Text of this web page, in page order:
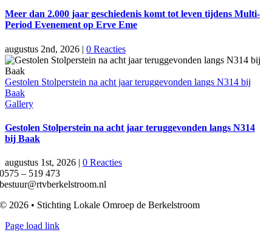
Meer dan 2.000 jaar geschiedenis komt tot leven tijdens Multi-
Period Evenement op Erve Eme
augustus 2nd, 2026 | 0 Reacties
Gestolen Stolperstein na acht jaar teruggevonden langs N314 bij
Baak
Gallery
Gestolen Stolperstein na acht jaar teruggevonden langs N314
bij Baak
augustus 1st, 2026 | 0 Reacties
0575 – 519 473
bestuur@rtvberkelstroom.nl
© 2026 • Stichting Lokale Omroep de Berkelstroom
Page load link